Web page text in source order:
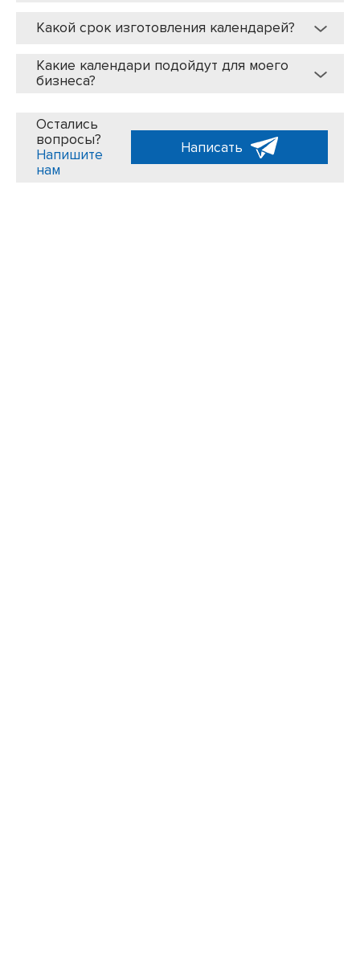
Какой срок изготовления календарей?
Какие календари подойдут для моего
бизнеса?
Остались
вопросы?
Напишите
нам
Написать